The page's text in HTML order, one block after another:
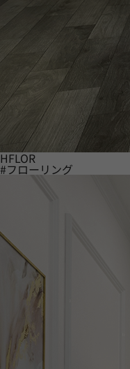
HFLOR
#フローリング